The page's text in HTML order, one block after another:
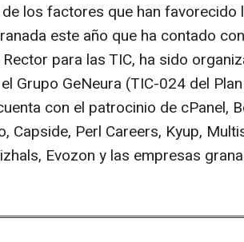
los factores que han favorecido
este año que ha contado
para las TIC, ha sido
Grupo GeNeura (TIC-024 del
con el patrocinio de cPanel,
Capside, Perl Careers, Kyup,
Evozon y las empresas